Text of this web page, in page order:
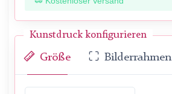
Kunstdruck konfigurieren
Größe Bilderrahmen